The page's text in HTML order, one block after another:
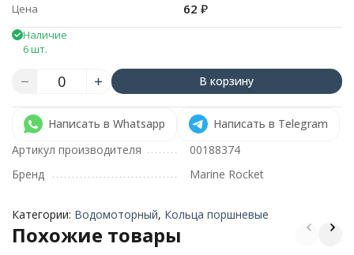
Цена 62 ₽
Наличие
6 шт.
В корзину
Написать в Whatsapp
Написать в Telegram
Артикул производителя
00188374
Бренд
Marine Rocket
Категории: Водомоторный, Кольца поршневые
Похожие товары